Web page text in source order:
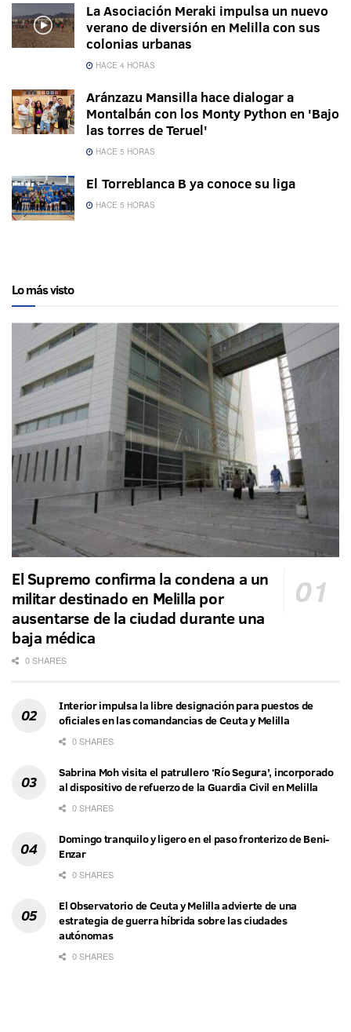
La Asociación Meraki impulsa un nuevo
verano de diversión en Melilla con sus
colonias urbanas
HACE 4 HORAS
Aránzazu Mansilla hace dialogar a
Montalbán con los Monty Python en 'Bajo
las torres de Teruel'
HACE 5 HORAS
El Torreblanca B ya conoce su liga
HACE 5 HORAS
Lo más visto
El Supremo confirma la condena a un
militar destinado en Melilla por
ausentarse de la ciudad durante una
baja médica
0 SHARES
Interior impulsa la libre designación para puestos de
oficiales en las comandancias de Ceuta y Melilla
0 SHARES
Sabrina Moh visita el patrullero ‘Río Segura’, incorporado
al dispositivo de refuerzo de la Guardia Civil en Melilla
0 SHARES
Domingo tranquilo y ligero en el paso fronterizo de Beni-
Enzar
0 SHARES
El Observatorio de Ceuta y Melilla advierte de una
estrategia de guerra híbrida sobre las ciudades
autónomas
0 SHARES